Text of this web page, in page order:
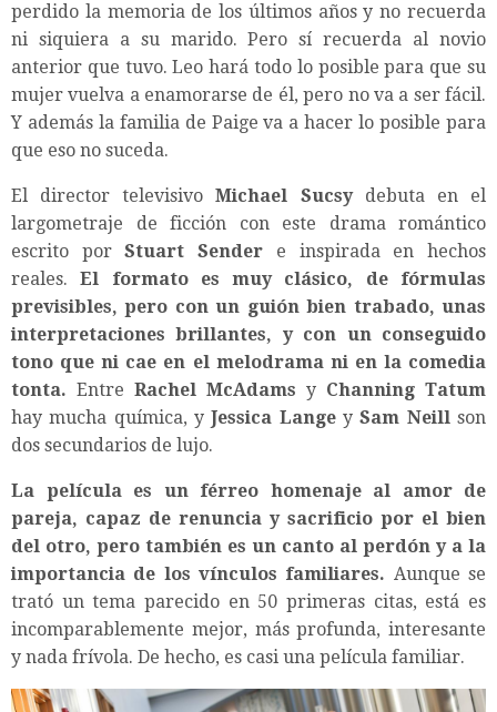
perdido la memoria de los últimos años y no recuerda
ni siquiera a su marido. Pero sí recuerda al novio
anterior que tuvo. Leo hará todo lo posible para que su
mujer vuelva a enamorarse de él, pero no va a ser fácil.
Y además la familia de Paige va a hacer lo posible para
que eso no suceda.
El director televisivoMichael Sucsydebuta en el
largometraje de ficción con este drama romántico
escrito porStuart Sender e inspirada en hechos
reales.El formato es muy clásico, de fórmulas
previsibles, pero con un guión bien trabado, unas
interpretaciones brillantes, y con un conseguido
tono que ni cae en el melodrama ni en la comedia
tonta. Entre Rachel McAdams y Channing Tatum
hay mucha química, yJessica LangeySam Neill son
dos secundarios de lujo.
La película es un férreo homenaje al amor de
pareja, capaz de renuncia y sacrificio por el bien
del otro, pero también es un canto al perdón y a la
importancia de los vínculos familiares. Aunque se
trató un tema parecido en 50 primeras citas, está es
incomparablemente mejor, más profunda, interesante
y nada frívola. De hecho, es casi una película familiar.